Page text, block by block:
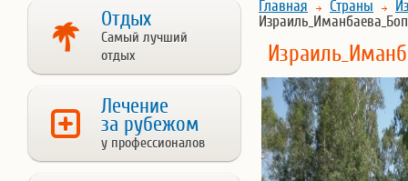
Отдых
Самый лучший
отдых
Лечение
за рубежом
у профессионалов
Главная Страны